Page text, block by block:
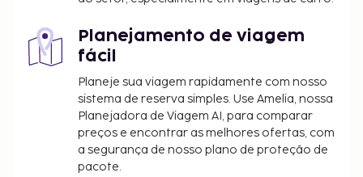
Planejamento de viagem
fácil
Planeje sua viagem rapidamente com nosso
sistema de reserva simples. Use Amelia, nossa
Planejadora de Viagem AI, para comparar
preços e encontrar as melhores ofertas, com
a segurança de nosso plano de proteção de
pacote.